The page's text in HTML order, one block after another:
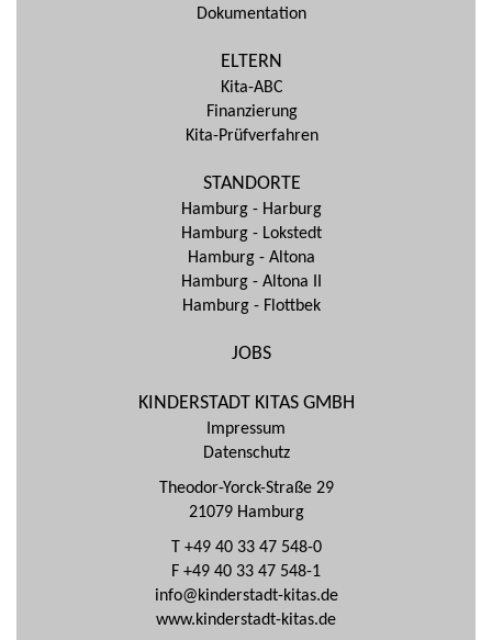
Dokumentation
ELTERN
Kita-ABC
Finanzierung
Kita-Prüfverfahren
STANDORTE
Hamburg - Harburg
Hamburg - Lokstedt
Hamburg - Altona
Hamburg - Altona II
Hamburg - Flottbek
JOBS
KINDERSTADT KITAS GMBH
Impressum
Datenschutz
Theodor-Yorck-Straße 29
21079 Hamburg
T +49 40 33 47 548-0
F +49 40 33 47 548-1
info@kinderstadt-kitas.de
www.kinderstadt-kitas.de